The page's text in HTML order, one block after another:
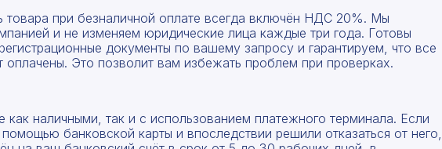
товара при безналичной оплате всегда включён НДС 20%. Мы
и не изменяем юридические лица каждые три года. Готовы
документы по вашему запросу и гарантируем, что все
Это позволит вам избежать проблем при проверках.
наличными, так и с использованием платежного терминала. Если
банковской карты и впоследствии решили отказаться от него,
Рассчитать смету
Заполните форму ниже, чтобы получить точный
расчет сметы. Мы свяжемся с вами в кратчайшие
сроки.
Оставьте номер телефона
товарам и актуальным ценам на металлопрокат